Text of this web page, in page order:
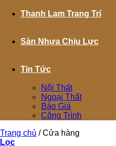
Thanh Lam Trang Trí
Sàn Nhựa Chịu Lực
Tin Tức
Nội Thất
Ngoại Thất
Báo Giá
Công Trình
Trang chủ /Cửa hàng
Lọc